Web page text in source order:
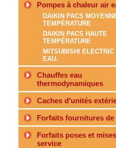
Pompes à chaleur air
DAIKIN PACS
TEMPÉRATURE
DAIKIN PACS HAUTE
TEMPÉRATURE
MITSUBISHI ELECTRIC
EAU.
Chauffes eau
thermodynamiques
Caches d'unités
Forfaits fournitures de
Forfaits poses et
service